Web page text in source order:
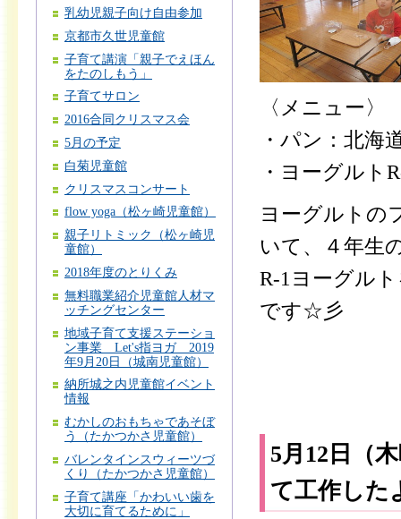
乳幼児親子向け自由参加
京都市久世児童館
子育て講演「親子でえほん
をたのしもう」
子育てサロン
2016合同クリスマス会
5月の予定
白菊児童館
クリスマスコンサート
flow yoga（松ヶ崎児童館）
親子リトミック（松ヶ崎児
童館）
2018年度のとりくみ
無料職業紹介児童館人材マ
ッチングセンター
地域子育て支援ステーショ
ン事業 Let's指ヨガ 2019
年9月20日（城南児童館）
納所城之内児童館イベント
情報
むかしのおもちゃであそぼ
う（たかつかさ児童館）
バレンタインスウィーツづ
くり（たかつかさ児童館）
子育て講座「かわいい歯を
大切に育てるために」
〈メニュー〉
・パン：北海
・ヨーグルト
ヨーグルトの
いて、４年生
R-1ヨーグル
です☆彡
5月12日（
て工作し